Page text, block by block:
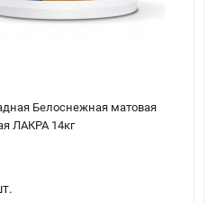
Белоснежная матовая
ЛАКРА 14кг